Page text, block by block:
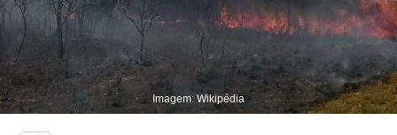
Imagem: Wikipédia